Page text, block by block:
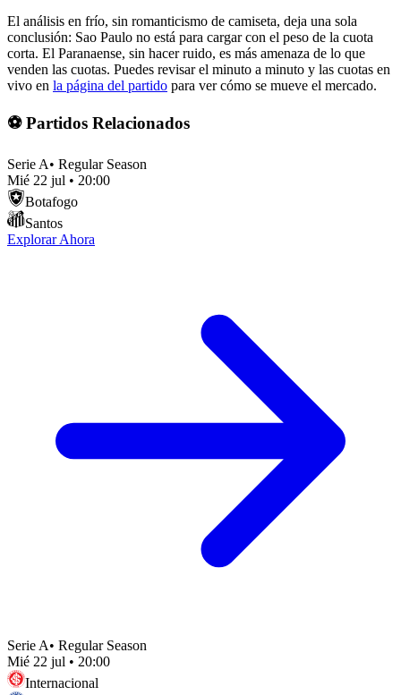
El análisis en frío, sin romanticismo de camiseta, deja una sola
conclusión: Sao Paulo no está para cargar con el peso de la cuota
corta. El Paranaense, sin hacer ruido, es más amenaza de lo que
venden las cuotas. Puedes revisar el minuto a minuto y las cuotas en
vivo en la página del partido para ver cómo se mueve el mercado.
⚽ Partidos Relacionados
Serie A• Regular Season
Mié 22 jul • 20:00
Botafogo
Santos
Explorar Ahora
Serie A• Regular Season
Mié 22 jul • 20:00
Internacional